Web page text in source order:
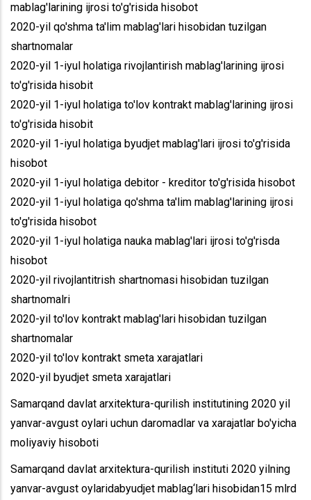
mablag'larining ijrosi to'g'risida hisobot
2020-yil qo'shma ta'lim mablag'lari hisobidan tuzilgan
shartnomalar
2020-yil 1-iyul holatiga rivojlantirish mablag'larining ijrosi
to'g'risida hisobit
2020-yil 1-iyul holatiga to'lov kontrakt mablag'larining ijrosi
to'g'risida hisobit
2020-yil 1-iyul holatiga byudjet mablag'lari ijrosi to'g'risida
hisobot
2020-yil 1-iyul holatiga debitor - kreditor to'g'risida hisobot
2020-yil 1-iyul holatiga qo'shma ta'lim mablag'larining ijrosi
to'g'risida hisobot
2020-yil 1-iyul holatiga nauka mablag'lari ijrosi to'g'risda
hisobot
2020-yil rivojlantitrish shartnomasi hisobidan tuzilgan
shartnomalri
2020-yil to'lov kontrakt mablag'lari hisobidan tuzilgan
shartnomalar
2020-yil to'lov kontrakt smeta xarajatlari
2020-yil byudjet smeta xarajatlari
Samarqand davlat arxitektura-qurilish institutining 2020 yil
yanvar-avgust oylari uchun daromadlar va xarajatlar bo'yicha
moliyaviy hisoboti
Samarqand davlat arxitektura-qurilish instituti 2020 yilning
yanvar-avgust oylaridabyudjet mablag‘lari hisobidan15 mlrd